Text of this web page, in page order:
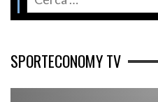
SPORTECONOMY TV